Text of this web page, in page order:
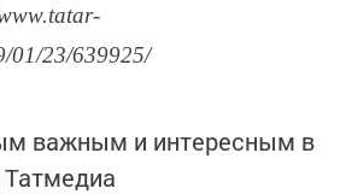
01/23/639925/
важным и интересным в
Татмедиа